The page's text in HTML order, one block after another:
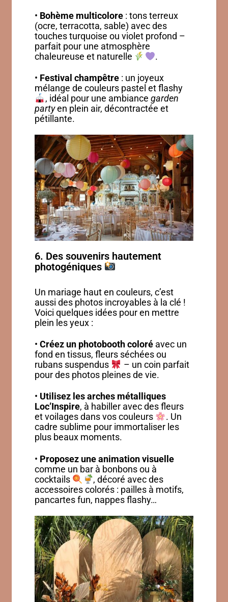
• Bohème multicolore : tons terreux
(ocre, terracotta, sable) avec des
touches turquoise ou violet profond –
parfait pour une atmosphère
chaleureuse et naturelle
.
• Festival champêtre : un joyeux
mélange de couleurs pastel et flashy
, idéal pour une ambiance garden
partyen plein air, décontractée et
pétillante.
6. Des souvenirs hautement
photogéniques
Un mariage haut en couleurs, c’est
aussi des photos incroyables à la clé !
Voici quelques idées pour en mettre
plein les yeux :
• Créez un photobooth coloré avec un
fond en tissus, fleurs séchées ou
rubans suspendus
– un coin parfait
pour des photos pleines de vie.
• Utilisez les arches métalliques
Loc’Inspire, à habiller avec des fleurs
et voilages dans vos couleurs
. Un
cadre sublime pour immortaliser les
plus beaux moments.
• Proposez une animation visuelle
comme un bar à bonbons ou à
cocktails
, décoré avec des
accessoires colorés : pailles à motifs,
pancartes fun, nappes flashy…